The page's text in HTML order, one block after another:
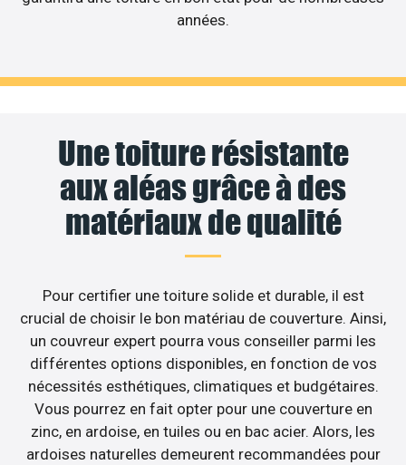
années.
Une toiture résistante
aux aléas grâce à des
matériaux de qualité
Pour certifier une toiture solide et durable, il est
crucial de choisir le bon matériau de couverture. Ainsi,
un couvreur expert pourra vous conseiller parmi les
différentes options disponibles, en fonction de vos
nécessités esthétiques, climatiques et budgétaires.
Vous pourrez en fait opter pour une couverture en
zinc, en ardoise, en tuiles ou en bac acier. Alors, les
ardoises naturelles demeurent recommandées pour